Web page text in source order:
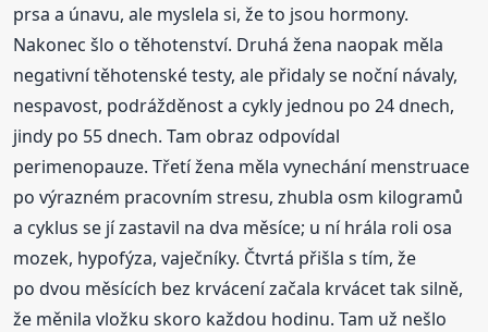
prsa a únavu, ale myslela si, že to jsou hormony.
Nakonec šlo o těhotenství. Druhá žena naopak měla
negativní těhotenské testy, ale přidaly se noční návaly,
nespavost, podrážděnost a cykly jednou po 24 dnech,
jindy po 55 dnech. Tam obraz odpovídal
perimenopauze. Třetí žena měla vynechání menstruace
po výrazném pracovním stresu, zhubla osm kilogramů
a cyklus se jí zastavil na dva měsíce; u ní hrála roli osa
mozek, hypofýza, vaječníky. Čtvrtá přišla s tím, že
po dvou měsících bez krvácení začala krvácet tak silně,
že měnila vložku skoro každou hodinu. Tam už nešlo